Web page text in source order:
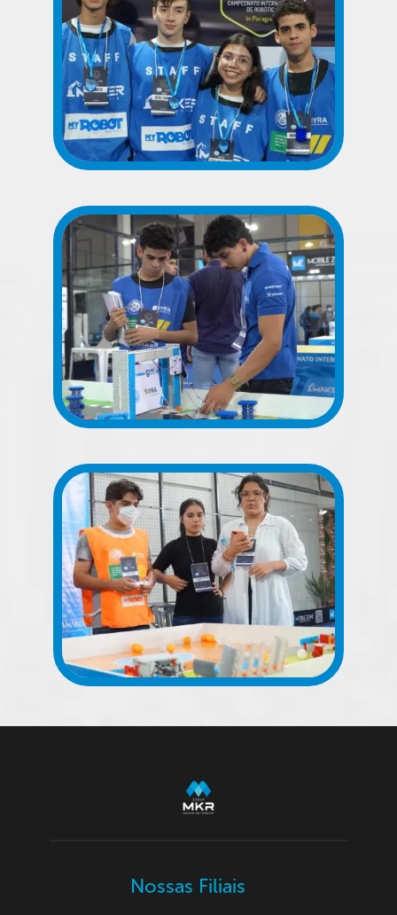
Nossas Filiais